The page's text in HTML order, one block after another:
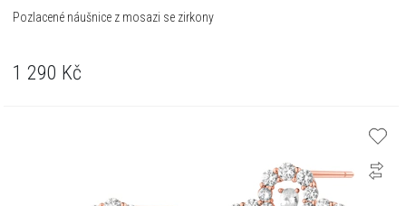
Pozlacené náušnice z mosazi se zirkony
1 290 Kč